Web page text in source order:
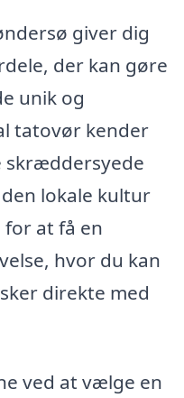
giver dig
der kan gøre
unik og
tatovør kender
skræddersyede
lokale kultur
at få en
hvor du kan
direkte med
ved at vælge en